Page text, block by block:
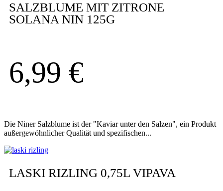
SALZBLUME MIT ZITRONE
SOLANA NIN 125G
6,99 €
Die Niner Salzblume ist der "Kaviar unter den Salzen", ein Produkt
außergewöhnlicher Qualität und spezifischen...
LASKI RIZLING 0,75L VIPAVA